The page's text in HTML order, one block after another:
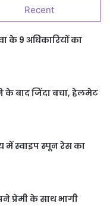
Recent
के 9 अधिकारियों का
बाद जिंदा बचा, हेलमेट
में स्वाइप स्पून रेस का
प्रेमी के साथ भागी